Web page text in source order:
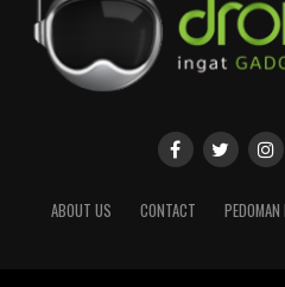
ABOUT US CONTACT